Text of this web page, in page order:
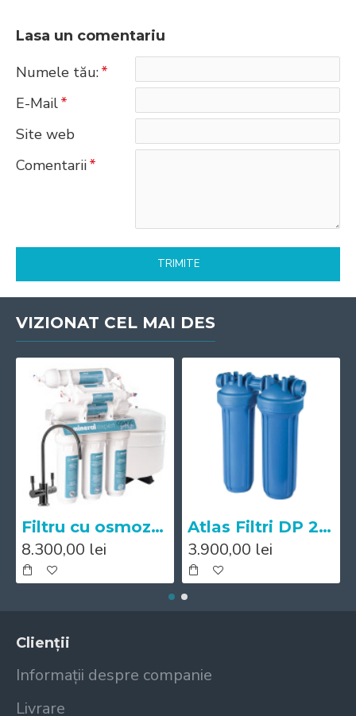
Lasa un comentariu
Numele tău:
E-Mail
Site web
Comentarii
TRIMITE
VIZIONAT CEL MAI DES
Filtru cu osmoza inversa Mineral Expert pH+
8.300,00 lei
Atlas Filtri DP 20 BB DUO Big IN AB 1"
3.900,00 lei
Clienții
Informații despre companie
Livrare